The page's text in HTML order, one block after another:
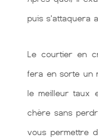
puis s'attaquera
Le courtier en
fera en sorte un
le meilleur taux
chère sans
vous permettre